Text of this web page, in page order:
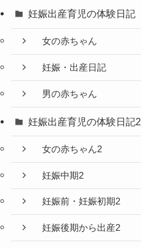
妊娠出産育児の体験日記
女の赤ちゃん
妊娠・出産日記
男の赤ちゃん
妊娠出産育児の体験日記2
女の赤ちゃん2
妊娠中期2
妊娠前・妊娠初期2
妊娠後期から出産2